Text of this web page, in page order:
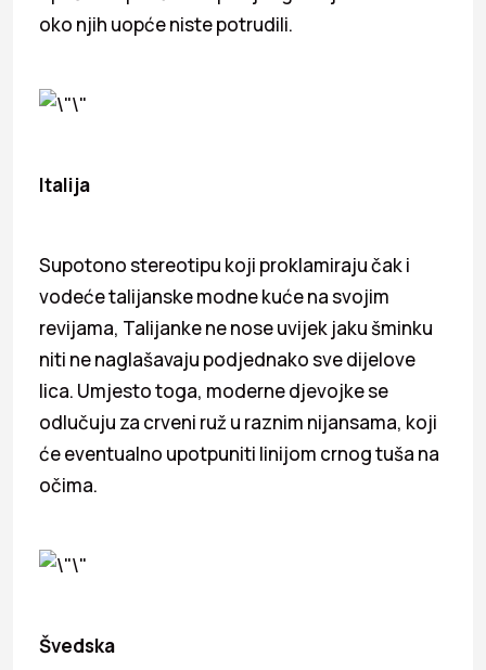
oko njih uopće niste potrudili.
Italija
Supotono stereotipu koji proklamiraju čak i
vodeće talijanske modne kuće na svojim
revijama, Talijanke ne nose uvijek jaku šminku
niti ne naglašavaju podjednako sve dijelove
lica. Umjesto toga, moderne djevojke se
odlučuju za crveni ruž u raznim nijansama, koji
će eventualno upotpuniti linijom crnog tuša na
očima.
Švedska